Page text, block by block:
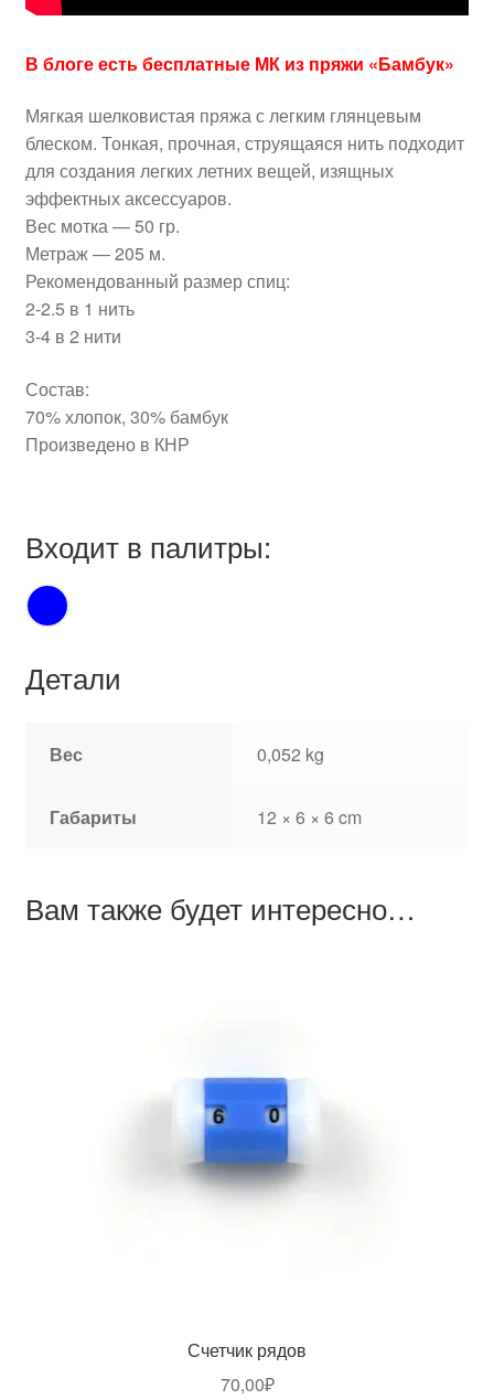
В блоге есть бесплатные МК из пряжи «Бамбук»
Мягкая шелковистая пряжа с легким глянцевым
блеском. Тонкая, прочная, струящаяся нить подходит
для создания легких летних вещей, изящных
эффектных аксессуаров.
Вес мотка — 50 гр.
Метраж — 205 м.
Рекомендованный размер спиц:
2-2.5 в 1 нить
3-4 в 2 нити
Состав:
70% хлопок, 30% бамбук
Произведено в КНР
Входит в палитры:
Детали
Вес 0,052 kg
Габариты 12 × 6 × 6 cm
Вам также будет интересно…
Счетчик рядов
70,00₽